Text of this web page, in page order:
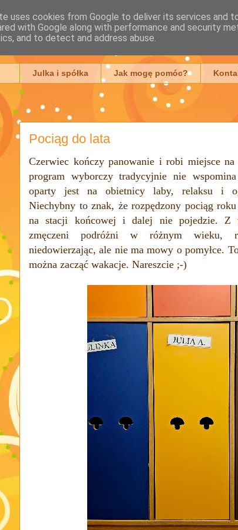
Julia Adamowska
Julka i spółka Jak mogę pomóc?
Pociąg do lata
Czerwiec kończy panowanie i robi miejsce na
program wyborczy tradycyjnie nie
oparty jest na obietnicy laby, relaksu i
Niechybny to znak, że rozpędzony pociąg
na stacji końcowej i dalej nie pojedzie. Z
zmęczeni podróżni w różnym wieku,
niedowierzając, ale nie ma mowy o pomyłce.
można zacząć wakacje. Nareszcie ;-)
uses cookies from Google to deliver its services and
with Google along with performance and security
and to detect and address abuse.